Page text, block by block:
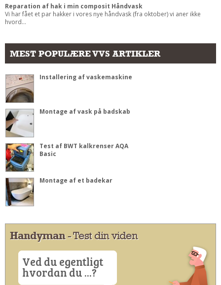
Reparation af hak i min composit Håndvask
Vi har fået et par hakker i vores nye håndvask (fra oktober) vi aner ikke
hvord...
MEST POPULÆRE VVS ARTIKLER
Installering af vaskemaskine
Montage af vask på badskab
Test af BWT kalkrenser AQA
Basic
Montage af et badekar
Handyman- Test din viden
Ved du egentligt
hvordan du ...?